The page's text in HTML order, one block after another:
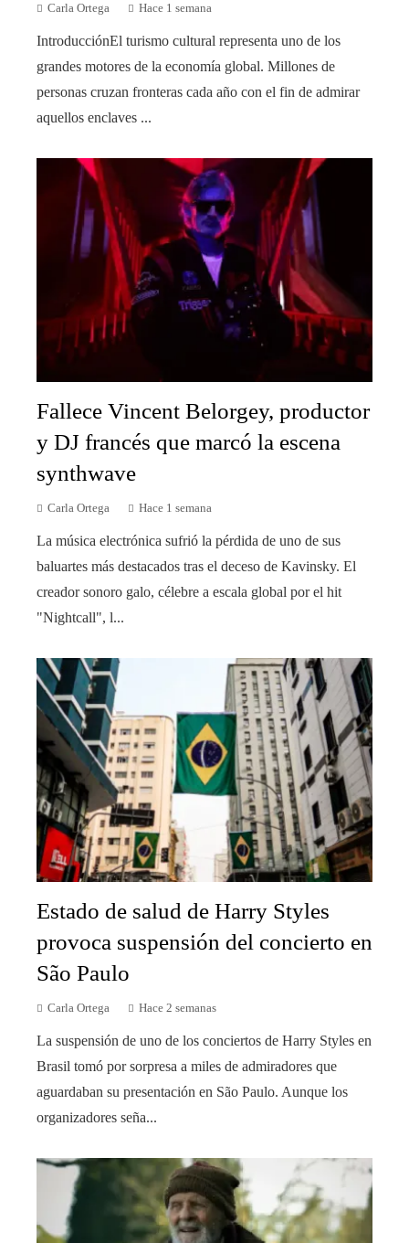
Carla Ortega Hace 1 semana
IntroducciónEl turismo cultural representa uno de los
grandes motores de la economía global. Millones de
personas cruzan fronteras cada año con el fin de admirar
aquellos enclaves ...
Fallece Vincent Belorgey, productor
y DJ francés que marcó la escena
synthwave
Carla Ortega Hace 1 semana
La música electrónica sufrió la pérdida de uno de sus
baluartes más destacados tras el deceso de Kavinsky. El
creador sonoro galo, célebre a escala global por el hit
"Nightcall", l...
Estado de salud de Harry Styles
provoca suspensión del concierto en
São Paulo
Carla Ortega Hace 2 semanas
La suspensión de uno de los conciertos de Harry Styles en
Brasil tomó por sorpresa a miles de admiradores que
aguardaban su presentación en São Paulo. Aunque los
organizadores seña...